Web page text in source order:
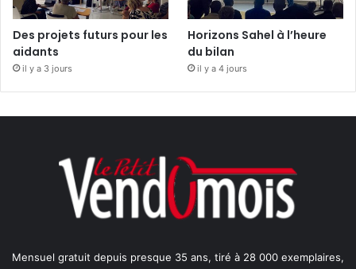
Des projets futurs pour les
aidants
il y a 3 jours
Horizons Sahel à l’heure
du bilan
il y a 4 jours
Mensuel gratuit depuis presque 35 ans, tiré à 28 000 exemplaires,